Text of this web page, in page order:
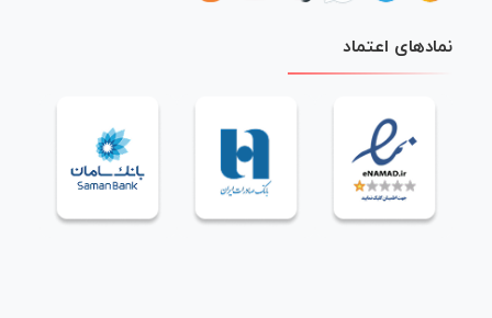
نمادهای اعتماد